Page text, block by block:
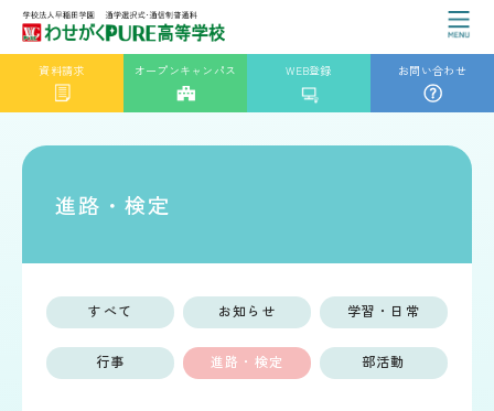
資料請求 オープンキャンパス WEB登録 お問い合わせ
進路・検定
すべて お知らせ 学習・日常
行事 進路・検定 部活動